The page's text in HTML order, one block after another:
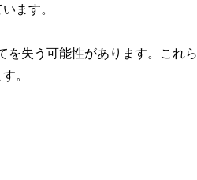
ます。
失う可能性があります。これ
。